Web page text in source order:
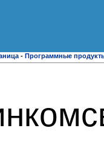
- Программные